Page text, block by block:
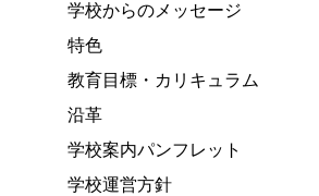
学校からのメッセージ
特色
教育目標・カリキュラム
沿革
学校案内パンフレット
学校運営方針